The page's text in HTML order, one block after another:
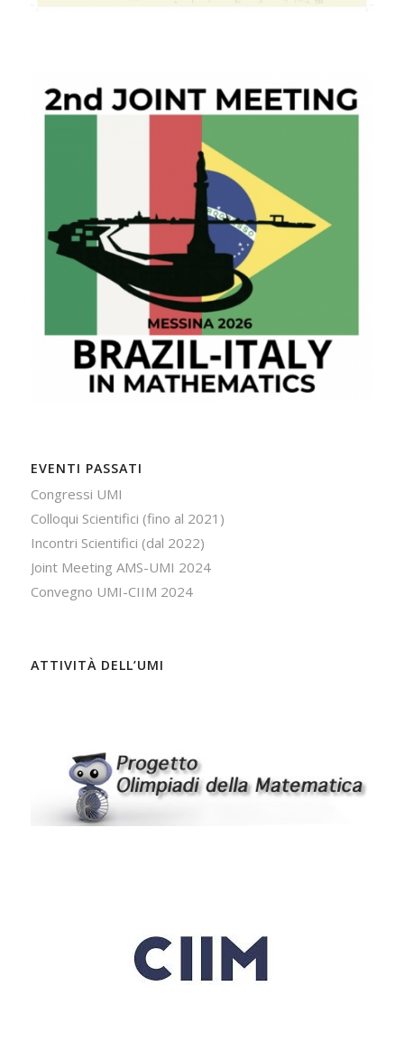
EVENTI PASSATI
Congressi UMI
Colloqui Scientifici (fino al 2021)
Incontri Scientifici (dal 2022)
Joint Meeting AMS-UMI 2024
Convegno UMI-CIIM 2024
ATTIVITÀ DELL’UMI